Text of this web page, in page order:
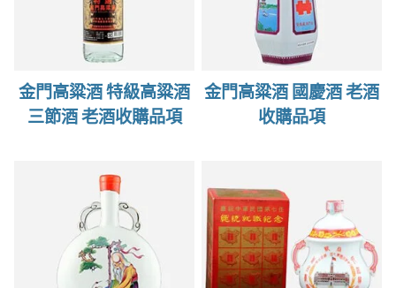
金門高粱酒 特級高粱酒
三節酒 老酒收購品項
金門高粱酒 國慶酒 老酒
收購品項